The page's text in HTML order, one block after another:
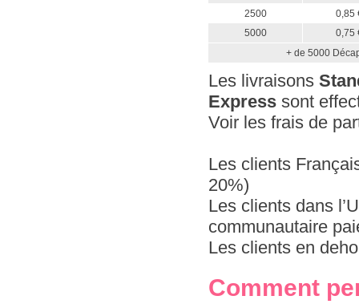
2500
0,85
5000
0,75
+ de 5000
Les livraisons
Express sont
Voir les frais de
Les clients
20%)
Les clients dans
communautaire
Les clients en
Comment